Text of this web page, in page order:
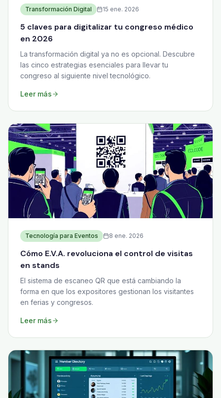
Transformación Digital 15 ene. 2026
5 claves para digitalizar tu congreso médico
en 2026
La transformación digital ya no es opcional. Descubre
las cinco estrategias esenciales para llevar tu
congreso al siguiente nivel tecnológico.
Leer más
Tecnología para Eventos 8 ene. 2026
Cómo E.V.A. revoluciona el control de visitas
en stands
El sistema de escaneo QR que está cambiando la
forma en que los expositores gestionan los visitantes
en ferias y congresos.
Leer más